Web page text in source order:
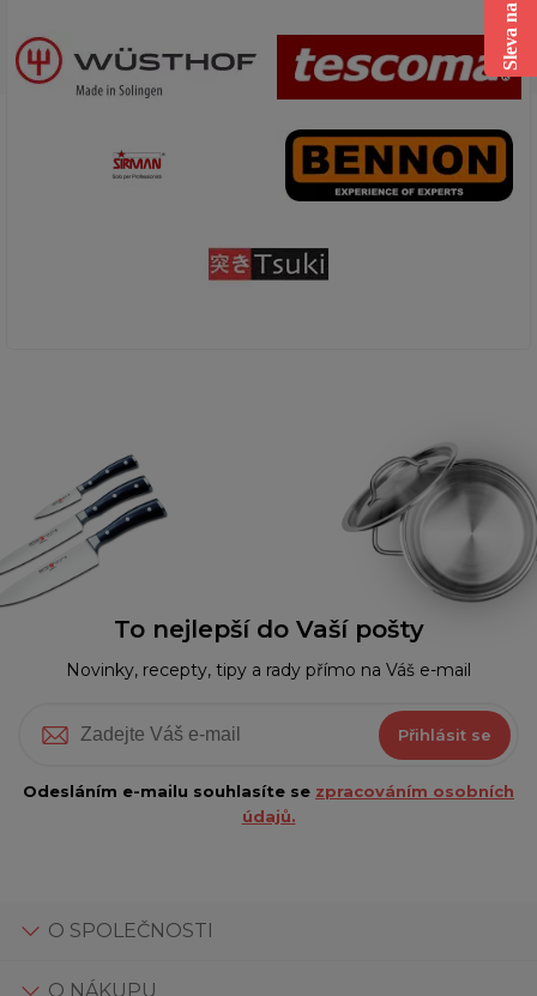
To nejlepší do Vaší pošty
Novinky, recepty, tipy a rady přímo na Váš e-mail
Přihlásit se
Odesláním e-mailu souhlasíte se zpracováním osobních
údajů.
O SPOLEČNOSTI
O NÁKUPU